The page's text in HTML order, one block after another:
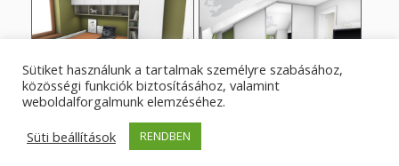
Sütiket használunk a tartalmak személyre szabásához,
közösségi funkciók biztosításához, valamint
weboldalforgalmunk elemzéséhez.
Süti beállítások
RENDBEN